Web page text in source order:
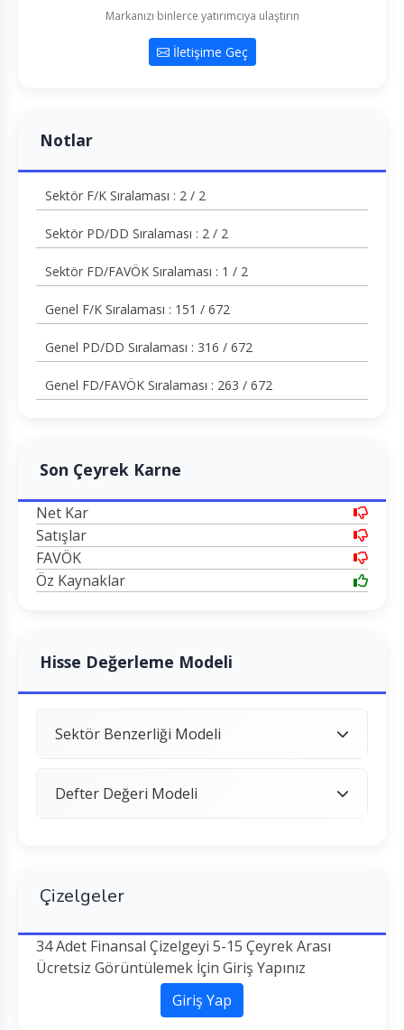
Markanızı binlerce yatırımcıya ulaştırın
İletişime Geç
Notlar
Sektör F/K Sıralaması : 2 / 2
Sektör PD/DD Sıralaması : 2 / 2
Sektör FD/FAVÖK Sıralaması : 1 / 2
Genel F/K Sıralaması : 151 / 672
Genel PD/DD Sıralaması : 316 / 672
Genel FD/FAVÖK Sıralaması : 263 / 672
Son Çeyrek Karne
Net Kar
Satışlar
FAVÖK
Öz Kaynaklar
Hisse Değerleme Modeli
Sektör Benzerliği Modeli
Defter Değeri Modeli
Çizelgeler
34 Adet Finansal Çizelgeyi 5-15 Çeyrek Arası
Ücretsiz Görüntülemek İçin Giriş Yapınız
Giriş Yap